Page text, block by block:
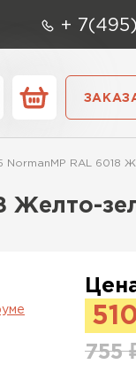
+
RAL 6018
Желто-
755